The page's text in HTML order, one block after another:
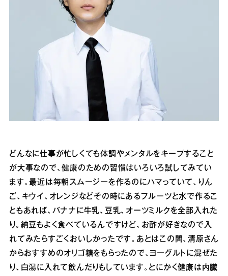
どんなに仕事が忙しくても体調やメンタルをキープすること
が大事なので、健康のための習慣はいろいろ試してみてい
ます。最近は毎朝スムージーを作るのにハマっていて、りん
ご、キウイ、オレンジなどその時にあるフルーツと水で作るこ
ともあれば、バナナに牛乳、豆乳、オーツミルクを全部入れた
り。納豆もよく食べているんですけど、お酢が好きなので入
れてみたらすごくおいしかったです。あとはこの間、清原さん
からおすすめのオリゴ糖をもらったので、ヨーグルトに混ぜた
り、白湯に入れて飲んだりもしています。とにかく健康は内臓